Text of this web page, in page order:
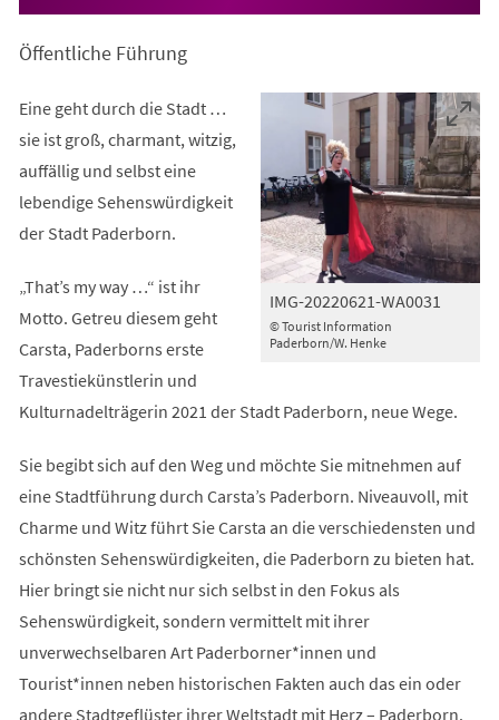
Öffentliche Führung
© Tourist Information
Paderborn/W. Henke
IMG-20220621-WA0031
Eine geht durch die Stadt …
sie ist groß, charmant, witzig,
auffällig und selbst eine
lebendige Sehenswürdigkeit
der Stadt Paderborn.
„That’s my way …“ ist ihr
Motto. Getreu diesem geht
Carsta, Paderborns erste
Travestiekünstlerin und
Kulturnadelträgerin 2021 der Stadt Paderborn, neue Wege.
Sie begibt sich auf den Weg und möchte Sie mitnehmen auf
eine Stadtführung durch Carsta’s Paderborn. Niveauvoll, mit
Charme und Witz führt Sie Carsta an die verschiedensten und
schönsten Sehenswürdigkeiten, die Paderborn zu bieten hat.
Hier bringt sie nicht nur sich selbst in den Fokus als
Sehenswürdigkeit, sondern vermittelt mit ihrer
unverwechselbaren Art Paderborner*innen und
Tourist*innen neben historischen Fakten auch das ein oder
andere Stadtgeflüster ihrer Weltstadt mit Herz – Paderborn.